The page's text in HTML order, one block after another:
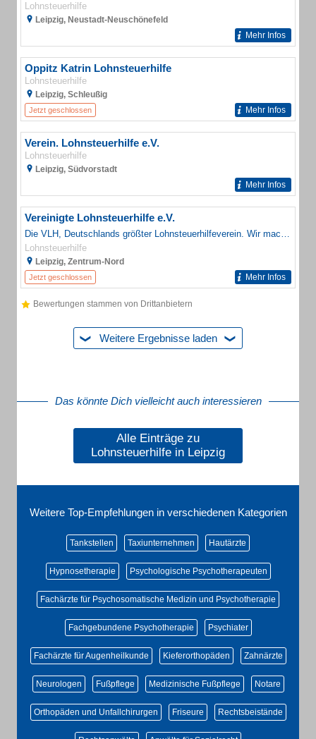
Lohnsteuerhilfe
Leipzig, Neustadt-Neuschönefeld
Mehr Infos
Oppitz Katrin Lohnsteuerhilfe
Lohnsteuerhilfe
Leipzig, Schleußig
Jetzt geschlossen Mehr Infos
Verein. Lohnsteuerhilfe e.V.
Lohnsteuerhilfe
Leipzig, Südvorstadt
Mehr Infos
Vereinigte Lohnsteuerhilfe e.V.
Die VLH, Deutschlands größter Lohnsteuerhilfeverein. Wir machen Ihre Steuern. Damit Sie sich entspannt zurücklehnen können.
Lohnsteuerhilfe
Leipzig, Zentrum-Nord
Jetzt geschlossen Mehr Infos
Bewertungen stammen von Drittanbietern
Weitere Ergebnisse laden
Das könnte Dich vielleicht auch interessieren
Alle Einträge zu
Lohnsteuerhilfe in Leipzig
Weitere Top-Empfehlungen in verschiedenen Kategorien
Tankstellen Taxiunternehmen Hautärzte
Hypnosetherapie Psychologische Psychotherapeuten
Fachärzte für Psychosomatische Medizin und Psychotherapie
Fachgebundene Psychotherapie Psychiater
Fachärzte für Augenheilkunde Kieferorthopäden Zahnärzte
Neurologen Fußpflege Medizinische Fußpflege Notare
Orthopäden und Unfallchirurgen Friseure Rechtsbeistände